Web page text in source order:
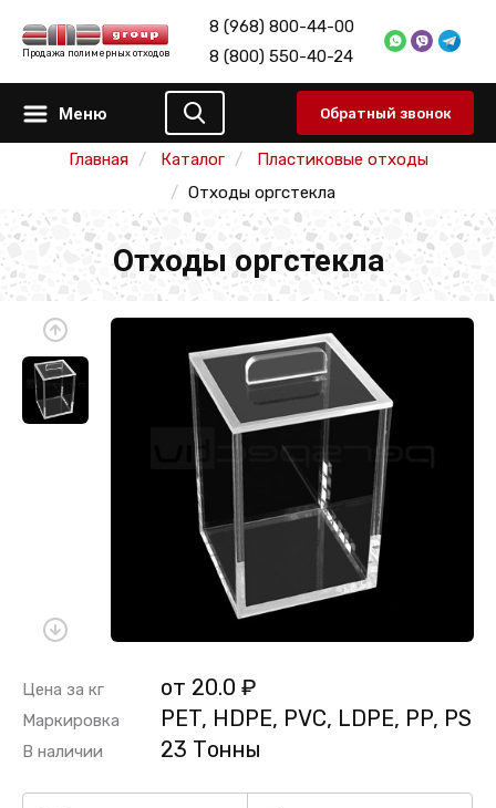
Продажа полимерных отходов
8 (968) 800-44-00
8 (800) 550-40-24
Меню Обратный звонок
Главная Каталог
Пластиковые отходы
Отходы оргстекла
Отходы оргстекла
Цена за кг от 20.0 ₽
Маркировка PET, HDPE, PVC, LDPE, PP, PS
В наличии 23 Тонны